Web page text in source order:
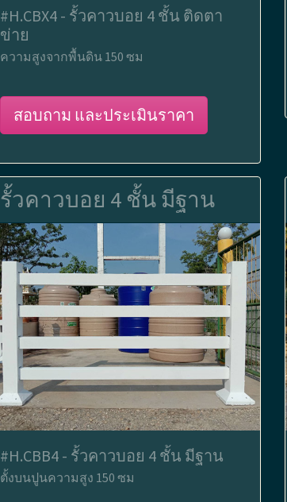
#H.CBX4 - รั้วคาวบอย 4 ชั้น ติดตา
ข่าย
ความสูงจากพื้นดิน 150 ซม
สอบถาม และประเมินราคา
รั้วคาวบอย 4 ชั้น มีฐาน
#H.CBB4 - รั้วคาวบอย 4 ชั้น มีฐาน
ตั้งบนปูนความสูง 150 ซม